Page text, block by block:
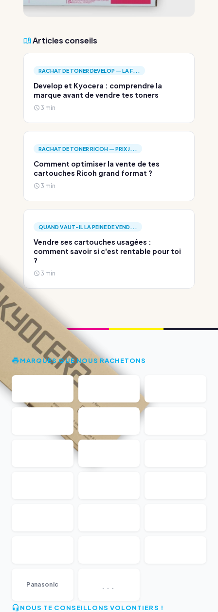
Articles conseils
RACHAT DE TONER DEVELOP — LA F...
Develop et Kyocera : comprendre la
marque avant de vendre tes toners
3 min
RACHAT DE TONER RICOH — PRIX J...
Comment optimiser la vente de tes
cartouches Ricoh grand format ?
3 min
QUAND VAUT-IL LA PEINE DE VEND...
Vendre ses cartouches usagées :
comment savoir si c'est rentable pour toi
?
3 min
MARQUES QUE NOUS RACHETONS
Panasonic ...
NOUS TE CONSEILLONS VOLONTIERS !